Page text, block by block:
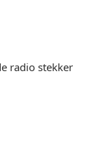
radio stekker